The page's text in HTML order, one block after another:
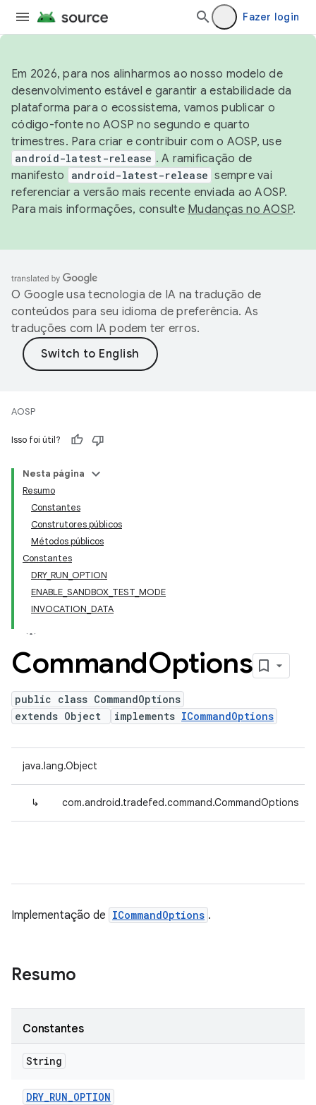
Fazer login
Em 2026, para nos alinharmos ao nosso modelo de
desenvolvimento estável e garantir a estabilidade da
plataforma para o ecossistema, vamos publicar o
código-fonte no AOSP no segundo e quarto
trimestres. Para criar e contribuir com o AOSP, use
android-latest-release . A ramificação de
manifesto
android-latest-release sempre vai
referenciar a versão mais recente enviada ao AOSP.
Para mais informações, consulte Mudanças no AOSP.
O Google usa tecnologia de IA na tradução de
conteúdos para seu idioma de preferência. As
traduções com IA podem ter erros.
AOSP
Isso foi útil?
Nesta página
Resumo
Constantes
Construtores públicos
Métodos públicos
Constantes
DRY_RUN_OPTION
ENABLE_SANDBOX_TEST_MODE
INVOCATION_DATA
CommandOptions
public class CommandOptions
extends Object
implements ICommandOptions
java.lang.Object
↳ com.android.tradefed.command.CommandOptions
Implementação de ICommandOptions .
Resumo
Constantes
String
DRY_RUN_OPTION